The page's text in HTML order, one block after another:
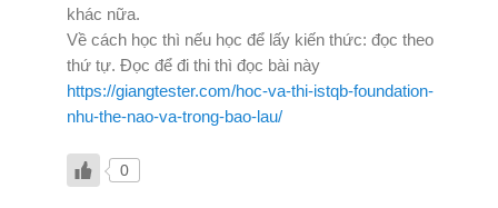
khác nữa.
Về cách học thì nếu học để lấy kiến thức: đọc theo
thứ tự. Đọc để đi thi thì đọc bài này
https://giangtester.com/hoc-va-thi-istqb-foundation-
nhu-the-nao-va-trong-bao-lau/
0